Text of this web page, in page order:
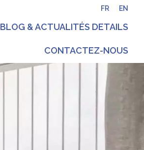
FR EN
BLOG & ACTUALITÉS DETAILS
CONTACTEZ-NOUS